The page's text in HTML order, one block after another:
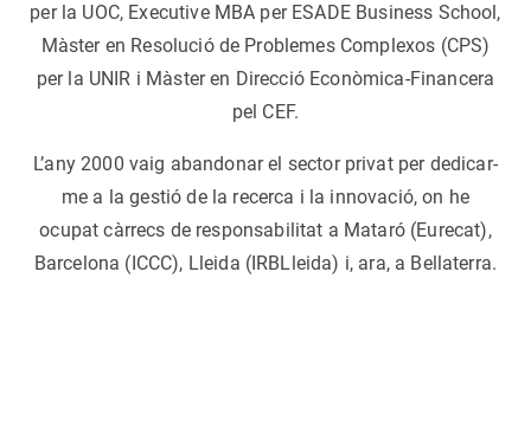
per la UOC, Executive MBA per ESADE Business School,
Màster en Resolució de Problemes Complexos (CPS)
per la UNIR i Màster en Direcció Econòmica-Financera
pel CEF.
L’any 2000 vaig abandonar el sector privat per dedicar-
me a la gestió de la recerca i la innovació, on he
ocupat càrrecs de responsabilitat a Mataró (Eurecat),
Barcelona (ICCC), Lleida (IRBLleida) i, ara, a Bellaterra.